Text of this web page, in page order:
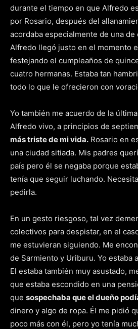
durante el tiempo en que Alfredo
por Rosario, después del
acordaba especialmente de una de
Alfredo llegó justo en el momento
festejando el cumpleaños de
cuatro hermanas. Estaba tan
todo lo que le ofrecieron con
Yo también me acuerdo de la
Alfredo vivo, a principios de
más triste de mi vida. Rosario en
una ciudad sitiada. Mis padres
país pero él se negaba porque
tenía que seguir luchando.
pedirla.
En un gesto riesgoso, tal vez
colectivos para despistar, en el
me estuvieran siguiendo. Me
de Sarmiento y Uriburu. Yo estaba
El estaba también muy asustado,
que estaba escondido en una
que sospechaba que el dueño
dinero y algo de ropa. Él me pidió
poco más con él, pero yo tenía